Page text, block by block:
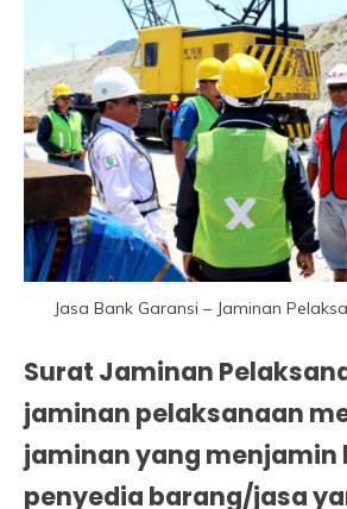
Jasa Bank Garansi – Jaminan
Surat Jaminan
jaminan pelaksanaan
jaminan yang menjamin
penyedia barang/jasa